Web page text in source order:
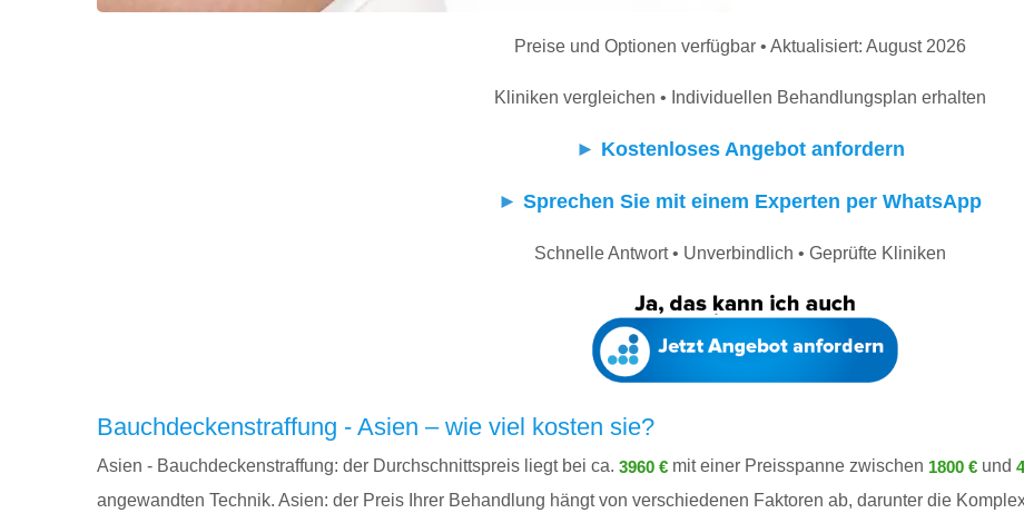
Preise und Optionen verfügbar • Aktualisiert: August 2026
Kliniken vergleichen • Individuellen Behandlungsplan erhalten
► Kostenloses Angebot anfordern
► Sprechen Sie mit einem Experten per WhatsApp
Schnelle Antwort • Unverbindlich • Geprüfte Kliniken
Bauchdeckenstraffung - Asien – wie viel kosten sie?
Asien - Bauchdeckenstraffung: der Durchschnittspreis liegt bei ca. 3960 € mit einer Preisspanne zwischen 1800 € und
angewandten Technik. Asien: der Preis Ihrer Behandlung hängt von verschiedenen Faktoren ab, darunter die